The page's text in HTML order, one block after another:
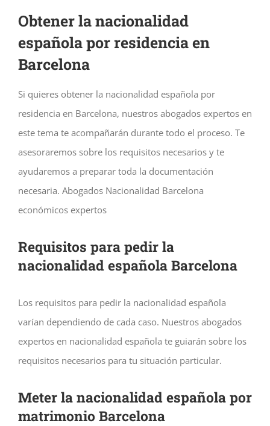
Obtener la nacionalidad
española por residencia en
Barcelona
Si quieres obtener la nacionalidad española por
residencia en Barcelona, nuestros abogados expertos en
este tema te acompañarán durante todo el proceso. Te
asesoraremos sobre los requisitos necesarios y te
ayudaremos a preparar toda la documentación
necesaria. Abogados Nacionalidad Barcelona
económicos expertos
Requisitos para pedir la
nacionalidad española Barcelona
Los requisitos para pedir la nacionalidad española
varían dependiendo de cada caso. Nuestros abogados
expertos en nacionalidad española te guiarán sobre los
requisitos necesarios para tu situación particular.
Meter la nacionalidad española por
matrimonio Barcelona